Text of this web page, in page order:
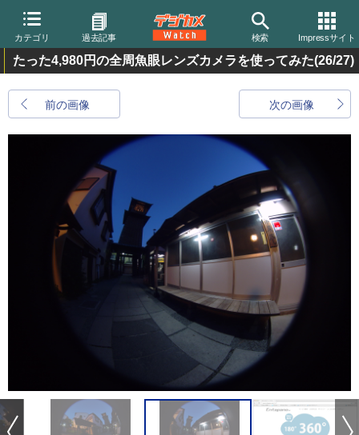
カテゴリ 過去記事 検索 Impressサイト
たった4,980円の全周魚眼レンズカメラを使ってみた(26/27)
前の画像 次の画像